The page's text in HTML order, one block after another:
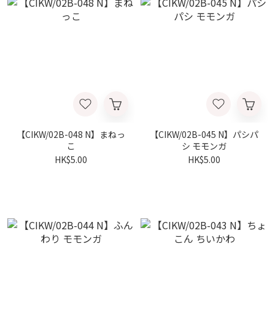
【CIKW/02B-048 N】まねっ
こ
HK$5.00
【CIKW/02B-045 N】パシパ
シ モモンガ
HK$5.00